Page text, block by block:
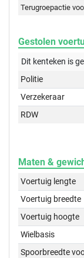
Terugroepactie
Gestolen
Dit kenteken is
Politie
Verzekeraar
RDW
Maten &
Voertuig lengte
Voertuig breedte
Voertuig hoogte
Wielbasis
Spoorbreedte